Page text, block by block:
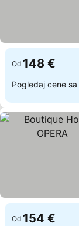
Od 148 €
Pogledaj cene sa
Od 154 €